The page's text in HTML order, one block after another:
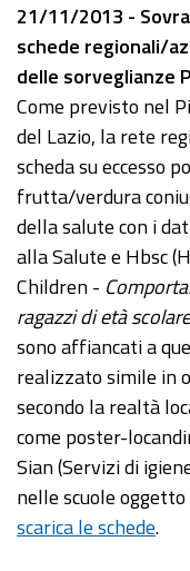
21/11/2013 -
schede regionali/
delle sorveglianze
Come previsto nel
del Lazio, la rete
scheda su eccesso
frutta/verdura
della salute con i
alla Salute e Hbsc
Children -
ragazzi di età scolare
sono affiancati a
realizzato simile in
secondo la realtà
come poster-
Sian (Servizi di
nelle scuole
scarica le schede.